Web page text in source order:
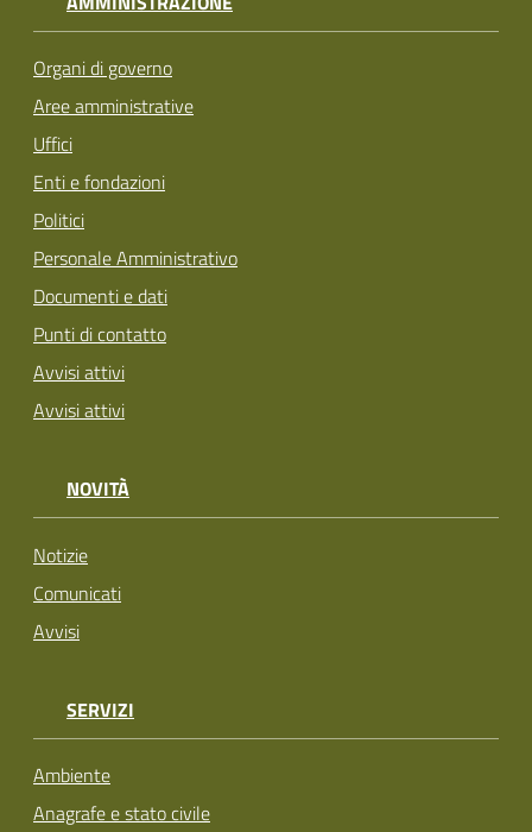
Organi di governo
Aree amministrative
Uffici
Enti e fondazioni
Politici
Personale Amministrativo
Documenti e dati
Punti di contatto
Avvisi attivi
Avvisi attivi
NOVITÀ
Notizie
Comunicati
Avvisi
SERVIZI
Ambiente
Anagrafe e stato civile